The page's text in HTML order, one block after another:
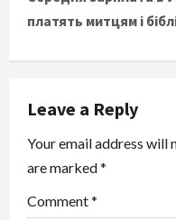
n
a
v
i
g
платять митцям і
Leave a Reply
Your email address will
are marked*
Comment*